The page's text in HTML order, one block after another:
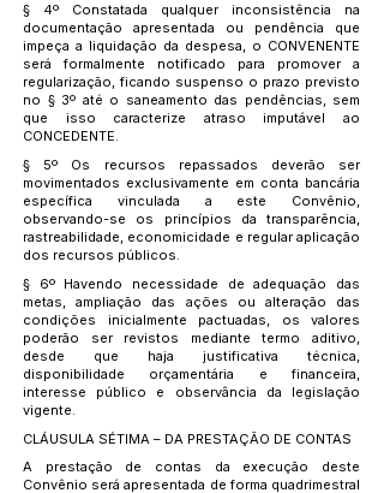
§ 4º Constatada qualquer inconsistência na
documentação apresentada ou pendência que
impeça a liquidação da despesa, o CONVENENTE
será formalmente notificado para promover a
regularização, ficando suspenso o prazo previsto
no § 3º até o saneamento das pendências, sem
que isso caracterize atraso imputável ao
CONCEDENTE.
§ 5º Os recursos repassados deverão ser
movimentados exclusivamente em conta bancária
específica vinculada a este Convênio,
observando-se os princípios da transparência,
rastreabilidade, economicidade e regular aplicação
dos recursos públicos.
§ 6º Havendo necessidade de adequação das
metas, ampliação das ações ou alteração das
condições inicialmente pactuadas, os valores
poderão ser revistos mediante termo aditivo,
desde que haja justificativa técnica,
disponibilidade orçamentária e financeira,
interesse público e observância da legislação
vigente.
CLÁUSULA SÉTIMA – DA PRESTAÇÃO DE CONTAS
A prestação de contas da execução deste
Convênio será apresentada de forma quadrimestral